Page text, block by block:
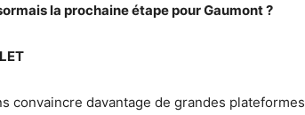
la prochaine étape pour Gaumont ?
convaincre davantage de grandes